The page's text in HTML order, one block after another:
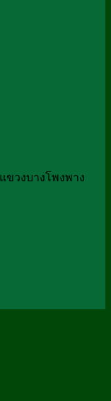
วงบางโพงพาง